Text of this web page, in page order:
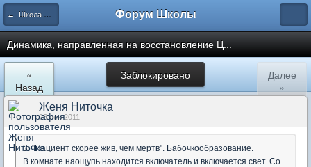
← Школа Холистического Сознания Форум Школы
Динамика, направленная на восстановление Ц...
Заблокировано
«
Назад
Далее
»
Женя Ниточка
26 сен 2011
3. "Пациент скорее жив, чем мертв". Бабочкообразование.
В комнате наощупь находится включатель и включается свет. Со